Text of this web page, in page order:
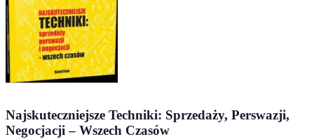
Najskuteczniejsze Techniki: Sprzedaży, Perswazji,
Negocjacji – Wszech Czasów